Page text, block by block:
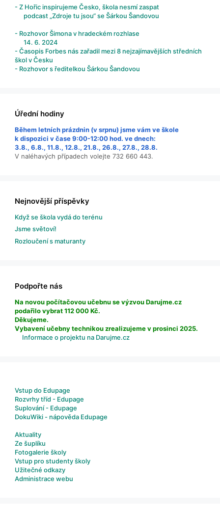
- Z Hořic inspirujeme Česko, škola nesmí zaspat
podcast „Zdroje tu jsou“ se Šárkou Šandovou
- Rozhovor Šimona v hradeckém rozhlase
14. 6. 2024
- Časopis Forbes nás zařadil mezi 8 nejzajímavějších středních
škol v Česku
- Rozhovor s ředitelkou Šárkou Šandovou
Úřední hodiny
Během letních prázdnin (v srpnu) jsme vám ve škole
k dispozici v čase 9:00-12:00 hod. ve dnech:
3.8., 6.8., 11.8., 12.8., 21.8., 26.8., 27.8., 28.8.
V naléhavých případech volejte 732 660 443.
Nejnovější příspěvky
Když se škola vydá do terénu
Jsme světoví!
Rozloučení s maturanty
Podpořte nás
Na novou počítačovou učebnu se výzvou Darujme.cz
podařilo vybrat 112 000 Kč.
Děkujeme.
Vybavení učebny technikou zrealizujeme v prosinci 2025.
Informace o projektu na Darujme.cz
Vstup do Edupage
Rozvrhy tříd - Edupage
Suplování - Edupage
DokuWiki - nápověda Edupage
Aktuality
Ze šuplíku
Fotogalerie školy
Vstup pro studenty školy
Užitečné odkazy
Administrace webu